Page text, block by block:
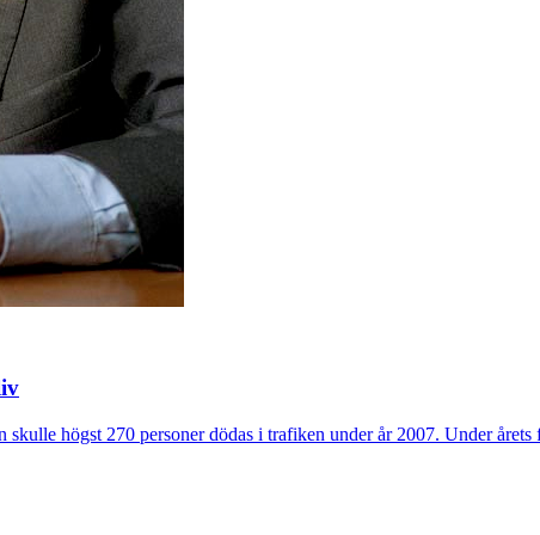
högst 270 personer dödas i trafiken under år 2007. Under årets